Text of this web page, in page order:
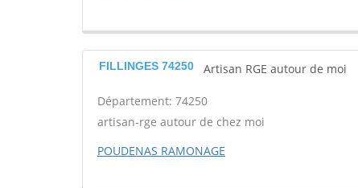
FILLINGES 74250 Artisan RGE autour de moi
Département: 74250
artisan-rge autour de chez moi
POUDENAS RAMONAGE